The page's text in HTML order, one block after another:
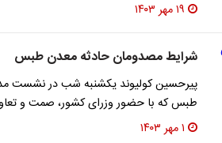
۱۹ مهر ۱۴۰۳
شرایط مصدومان حادثه معدن طبس
پیرحسین کولیوند یکشنبه شب در نشست
طبس که با حضور وزرای کشور، صمت و
۱ مهر ۱۴۰۳